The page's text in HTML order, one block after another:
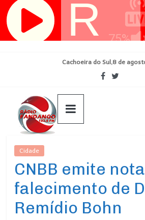
Pular
para
Cachoeira do Sul,8 de
Cidade
CNBB emite
falecimento de
Remídio Bohn